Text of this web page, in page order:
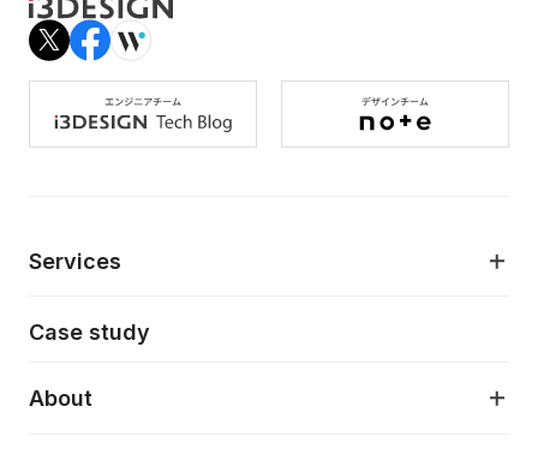
Services
AI駆動開発支援
Case study
About